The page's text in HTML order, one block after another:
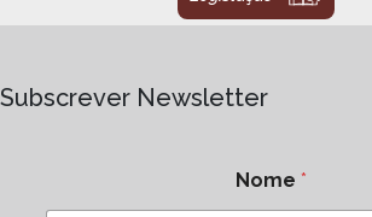
Subscrever Newsletter
Nome *